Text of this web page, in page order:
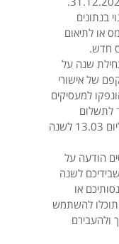
בנתונים
או לתיאום
חדש.
שנה על
של אישורי
למעסיקים
לתשלום
משכורת פברואר או עד ליום 13.03 לשנה
הודעה על
לשנה
או
תוכלו להשתמש
ולהעבירם